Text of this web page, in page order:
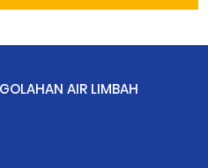
AIR LIMBAH